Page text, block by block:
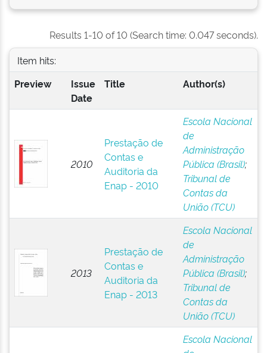
Results 1-10 of 10 (Search time: 0.047 seconds).
Item hits:
Preview
Issue
Date
Title Author(s)
2010
Prestação de
Contas e
Auditoria da
Enap - 2010
Escola Nacional
de
Administração
Pública (Brasil);
Tribunal de
Contas da
União (TCU)
2013
Prestação de
Contas e
Auditoria da
Enap - 2013
Escola Nacional
de
Administração
Pública (Brasil);
Tribunal de
Contas da
União (TCU)
Escola Nacional